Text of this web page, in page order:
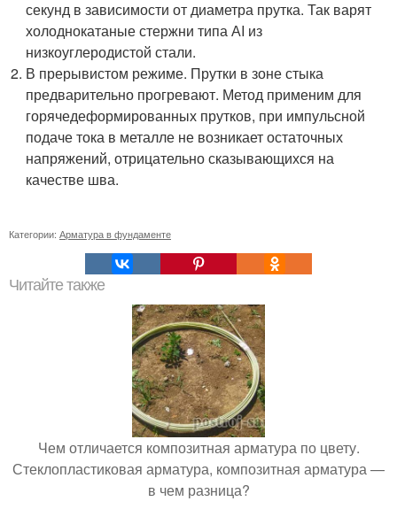
секунд в зависимости от диаметра прутка. Так варят
холоднокатаные стержни типа АI из
низкоуглеродистой стали.
В прерывистом режиме. Прутки в зоне стыка
предварительно прогревают. Метод применим для
горячедеформированных прутков, при импульсной
подаче тока в металле не возникает остаточных
напряжений, отрицательно сказывающихся на
качестве шва.
Категории: Арматура в фундаменте
Читайте также
Чем отличается композитная арматура по цвету.
Стеклопластиковая арматура, композитная арматура —
в чем разница?